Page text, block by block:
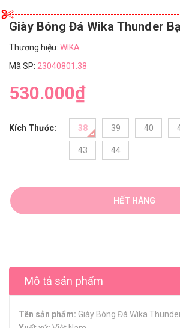
Giày Bóng Đá Wika Thunder
Thương hiệu: WIKA
Mã SP: 23040801.38
530.000₫
Kích Thước: 38 39 40
43 44
HẾT HÀNG
Mô tả sản phẩm
Tên sản phẩm: Giày Bóng Đá Wika